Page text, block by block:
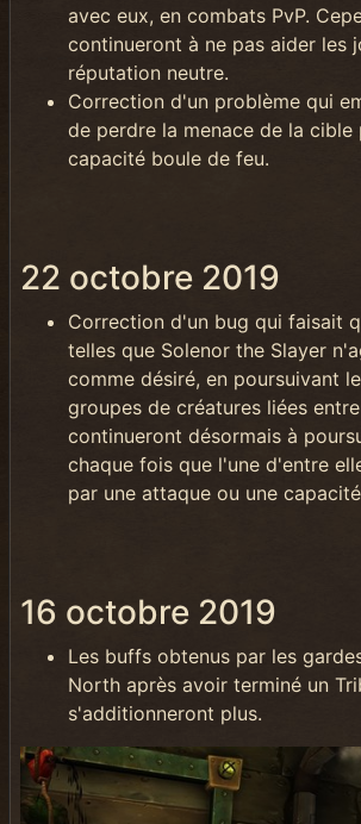
avec eux, en combats PvP.
continueront à ne pas aider les
réputation neutre.
Correction d'un problème qui
de perdre la menace de la cible
capacité boule de feu.
22 octobre 2019
Correction d'un bug qui faisait
telles que Solenor the Slayer
comme désiré, en poursuivant
groupes de créatures liées
continueront désormais à
chaque fois que l'une d'entre
par une attaque ou une
16 octobre 2019
Les buffs obtenus par les
North après avoir terminé un
s'additionneront plus.